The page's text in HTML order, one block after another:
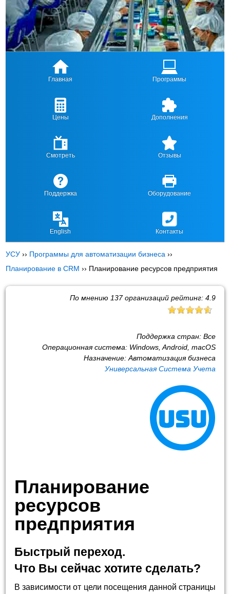
Главная Программы
Цены Дополнения
Смотреть Отзывы
Поддержка Оборудование
English Контакты
УСУ ›› Программы для автоматизации бизнеса ››
Планирование в CRM ›› Планирование ресурсов предприятия
По мнению 137организаций рейтинг: 4.9
Поддержка стран: Все
Операционная система: Windows, Android, macOS
Назначение: Автоматизация бизнеса
Универсальная Система Учета
Планирование
ресурсов
предприятия
Быстрый переход.
Что Вы сейчас хотите сделать?
В зависимости от цели посещения данной страницы